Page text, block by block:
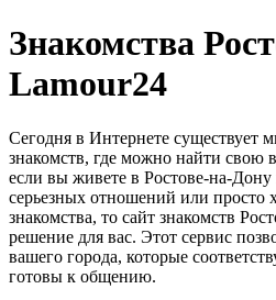
Знакомства
Lamour24
Сегодня в Интернете существует
знакомств, где можно найти свою
если вы живете в Ростове-на-
серьезных отношений или просто
знакомства, то сайт знакомств
решение для вас. Этот сервис
вашего города, которые
готовы к общению.